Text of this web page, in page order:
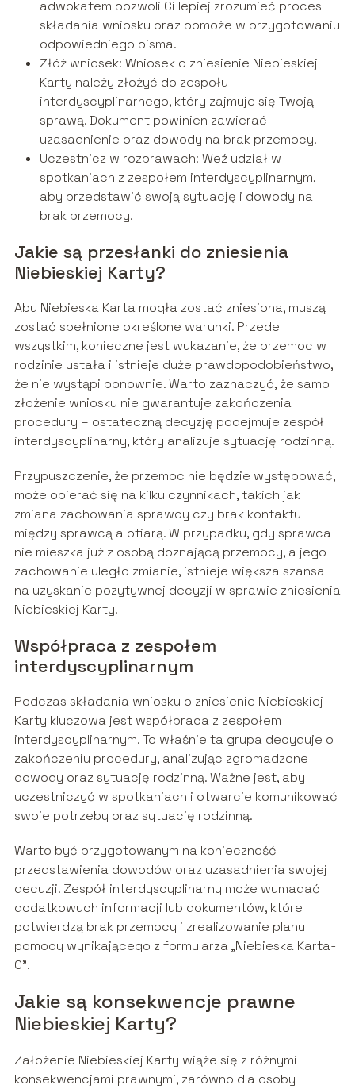
adwokatem pozwoli Ci lepiej zrozumieć proces
składania wniosku oraz pomoże w przygotowaniu
odpowiedniego pisma.
Złóż wniosek: Wniosek o zniesienie Niebieskiej
Karty należy złożyć do zespołu
interdyscyplinarnego, który zajmuje się Twoją
sprawą. Dokument powinien zawierać
uzasadnienie oraz dowody na brak przemocy.
Uczestnicz w rozprawach: Weź udział w
spotkaniach z zespołem interdyscyplinarnym,
aby przedstawić swoją sytuację i dowody na
brak przemocy.
Jakie są przesłanki do zniesienia
Niebieskiej Karty?
Aby Niebieska Karta mogła zostać zniesiona, muszą
zostać spełnione określone warunki. Przede
wszystkim, konieczne jest wykazanie, że przemoc w
rodzinie ustała i istnieje duże prawdopodobieństwo,
że nie wystąpi ponownie. Warto zaznaczyć, że samo
złożenie wniosku nie gwarantuje zakończenia
procedury – ostateczną decyzję podejmuje zespół
interdyscyplinarny, który analizuje sytuację rodzinną.
Przypuszczenie, że przemoc nie będzie występować,
może opierać się na kilku czynnikach, takich jak
zmiana zachowania sprawcy czy brak kontaktu
między sprawcą a ofiarą. W przypadku, gdy sprawca
nie mieszka już z osobą doznającą przemocy, a jego
zachowanie uległo zmianie, istnieje większa szansa
na uzyskanie pozytywnej decyzji w sprawie zniesienia
Niebieskiej Karty.
Współpraca z zespołem
interdyscyplinarnym
Podczas składania wniosku o zniesienie Niebieskiej
Karty kluczowa jest współpraca z zespołem
interdyscyplinarnym. To właśnie ta grupa decyduje o
zakończeniu procedury, analizując zgromadzone
dowody oraz sytuację rodzinną. Ważne jest, aby
uczestniczyć w spotkaniach i otwarcie komunikować
swoje potrzeby oraz sytuację rodzinną.
Warto być przygotowanym na konieczność
przedstawienia dowodów oraz uzasadnienia swojej
decyzji. Zespół interdyscyplinarny może wymagać
dodatkowych informacji lub dokumentów, które
potwierdzą brak przemocy i zrealizowanie planu
pomocy wynikającego z formularza „Niebieska Karta-
C”.
Jakie są konsekwencje prawne
Niebieskiej Karty?
Założenie Niebieskiej Karty wiąże się z różnymi
konsekwencjami prawnymi, zarówno dla osoby